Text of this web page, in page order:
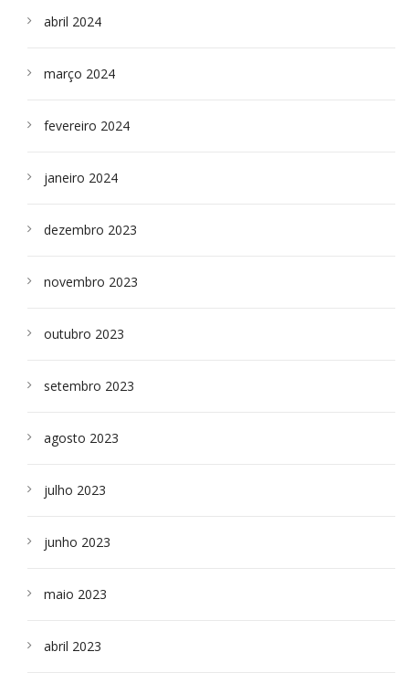
abril 2024
março 2024
fevereiro 2024
janeiro 2024
dezembro 2023
novembro 2023
outubro 2023
setembro 2023
agosto 2023
julho 2023
junho 2023
maio 2023
abril 2023